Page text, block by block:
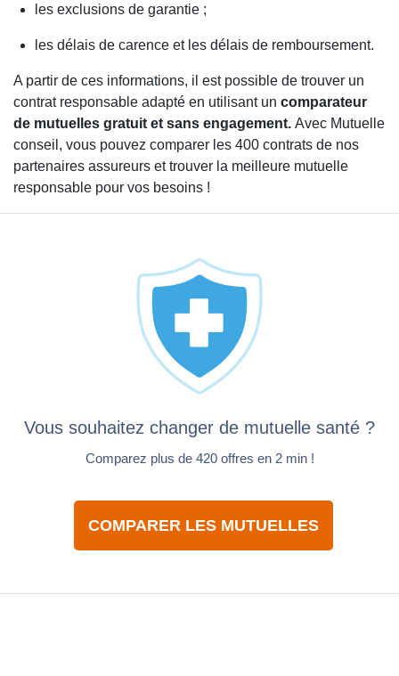
les exclusions de garantie ;
les délais de carence et les délais de remboursement.
A partir de ces informations, il est possible de trouver un
contrat responsable adapté en utilisant un comparateur
de mutuelles gratuit et sans engagement. Avec Mutuelle
conseil, vous pouvez comparer les 400 contrats de nos
partenaires assureurs et trouver la meilleure mutuelle
responsable pour vos besoins !
Vous souhaitez changer de mutuelle santé ?
Comparez plus de 420 offres en 2 min !
COMPARER LES MUTUELLES